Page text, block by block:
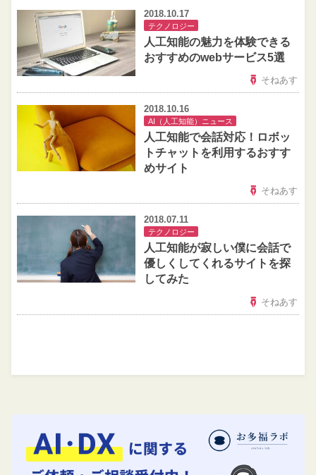
2018.10.17
テクノロジー
人工知能の魅力を体験できる
おすすめのwebサービス5選
そねあす
2018.10.16
AI（人工知能）ニュース
人工知能で会話対応！ロボッ
トチャットを利用するおすす
めサイト
そねあす
2018.07.11
テクノロジー
人工知能が寂しい僕に会話で
優しくしてくれるサイトを探
してみた
そねあす